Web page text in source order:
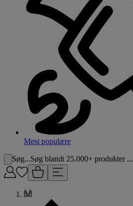
Mest populære
Søg...Søg blandt 25.000+ produkter ...